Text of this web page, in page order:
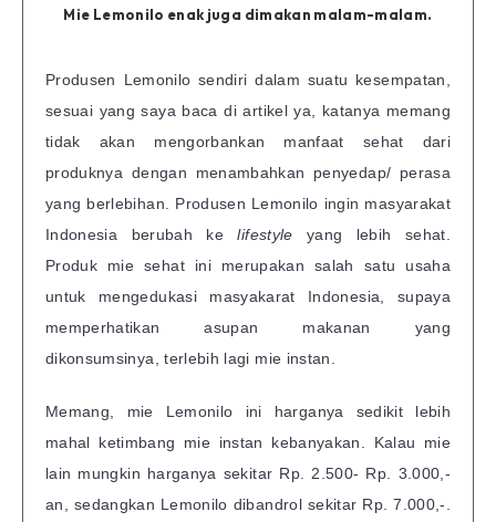
Mie Lemonilo enak juga dimakan malam-malam.
Produsen Lemonilo sendiri dalam suatu kesempatan,
sesuai yang saya baca di artikel ya, katanya memang
tidak akan mengorbankan manfaat sehat dari
produknya dengan menambahkan penyedap/ perasa
yang berlebihan. Produsen Lemonilo ingin masyarakat
Indonesia berubah kelifestyle yang lebih sehat.
Produk mie sehat ini merupakan salah satu usaha
untuk mengedukasi masyakarat Indonesia, supaya
memperhatikan asupan makanan yang
dikonsumsinya, terlebih lagi mie instan.
Memang, mie Lemonilo ini harganya sedikit lebih
mahal ketimbang mie instan kebanyakan. Kalau mie
lain mungkin harganya sekitar Rp. 2.500- Rp. 3.000,-
an, sedangkan Lemonilo dibandrol sekitar Rp. 7.000,-.